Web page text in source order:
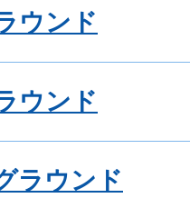
ウンド
ウンド
ラウンド